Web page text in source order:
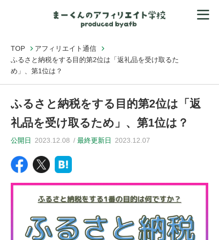
TOP
アフィリエイト通信
ふるさと納税をする目的第2位は「返礼品を受け取るた
め」、第1位は？
ふるさと納税をする目的第2位は「返
礼品を受け取るため」、第1位は？
公開日 2023.12.08 最終更新日 2023.12.07